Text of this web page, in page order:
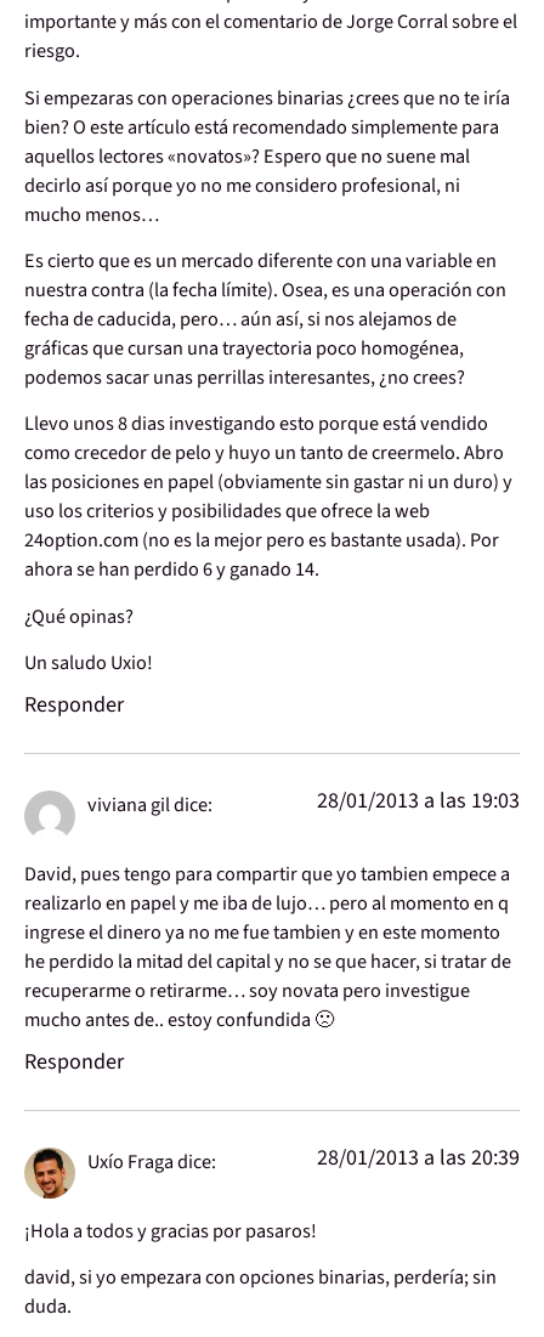
importante y más con el comentario de Jorge Corral sobre el
riesgo.
Si empezaras con operaciones binarias ¿crees que no te iría
bien? O este artículo está recomendado simplemente para
aquellos lectores «novatos»? Espero que no suene mal
decirlo así porque yo no me considero profesional, ni
mucho menos…
Es cierto que es un mercado diferente con una variable en
nuestra contra (la fecha límite). Osea, es una operación con
fecha de caducida, pero… aún así, si nos alejamos de
gráficas que cursan una trayectoria poco homogénea,
podemos sacar unas perrillas interesantes, ¿no crees?
Llevo unos 8 dias investigando esto porque está vendido
como crecedor de pelo y huyo un tanto de creermelo. Abro
las posiciones en papel (obviamente sin gastar ni un duro) y
uso los criterios y posibilidades que ofrece la web
24option.com (no es la mejor pero es bastante usada). Por
ahora se han perdido 6 y ganado 14.
¿Qué opinas?
Un saludo Uxio!
Responder
viviana gildice: 28/01/2013 a las 19:03
David, pues tengo para compartir que yo tambien empece a
realizarlo en papel y me iba de lujo… pero al momento en q
ingrese el dinero ya no me fue tambien y en este momento
he perdido la mitad del capital y no se que hacer, si tratar de
recuperarme o retirarme… soy novata pero investigue
mucho antes de.. estoy confundida 🙁
Responder
Uxío Fragadice: 28/01/2013 a las 20:39
¡Hola a todos y gracias por pasaros!
david, si yo empezara con opciones binarias, perdería; sin
duda.